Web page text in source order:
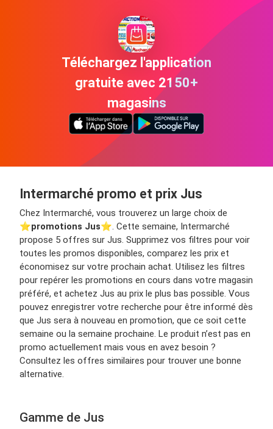
Téléchargez l'application
gratuite avec 2150+
magasins
Intermarché promo et prix Jus
Chez Intermarché, vous trouverez un large choix de
⭐️promotions Jus⭐️. Cette semaine, Intermarché
propose 5 offres sur Jus. Supprimez vos filtres pour voir
toutes les promos disponibles, comparez les prix et
économisez sur votre prochain achat. Utilisez les filtres
pour repérer les promotions en cours dans votre magasin
préféré, et achetez Jus au prix le plus bas possible. Vous
pouvez enregistrer votre recherche pour être informé dès
que Jus sera à nouveau en promotion, que ce soit cette
semaine ou la semaine prochaine. Le produit n’est pas en
promo actuellement mais vous en avez besoin ?
Consultez les offres similaires pour trouver une bonne
alternative.
Gamme de Jus